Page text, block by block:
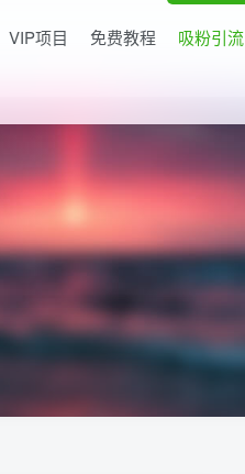
VIP项目 免费教程 吸粉引流